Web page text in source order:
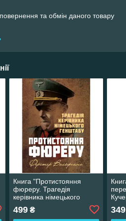
та обмін даного товару
Книга "Протистояння
фюреру. Трагедія
керівника німецького
499₴ 349